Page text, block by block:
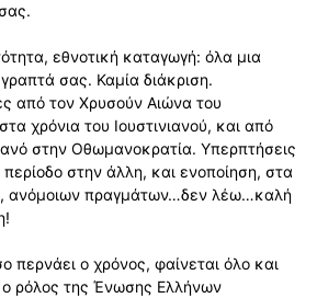
εθνοτική καταγωγή: όλα μια
σας. Καμία διάκριση.
από τον Χρυσούν Αιώνα του
χρόνια του Ιουστινιανού, και από
στην Οθωμανοκρατία. Υπερπτήσεις
στην άλλη, και ενοποίηση, στα
ανόμοιων πραγμάτων…δεν λέω…καλή
περνάει ο χρόνος, φαίνεται όλο και
ρόλος της Ένωσης Ελλήνων